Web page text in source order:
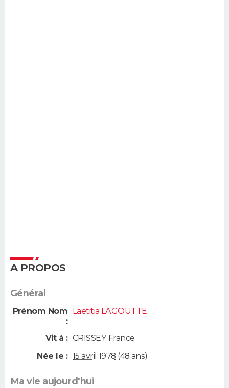
A PROPOS
Général
Prénom Nom
:
Laetitia LAGOUTTE
Vit à : CRISSEY, France
Née le : 15 avril 1978 (48 ans)
Ma vie aujourd'hui